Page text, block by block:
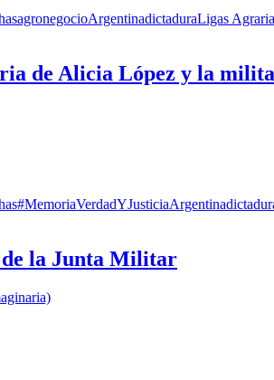
agronegocioArgentinadictaduraLigas
de Alicia López y la
#MemoriaVerdadYJusticiaArgentina
de la Junta Militar